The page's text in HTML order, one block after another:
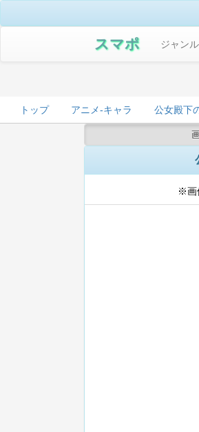
スマポ ジャンル
トップ アニメ-キャラ 公女殿下
※画